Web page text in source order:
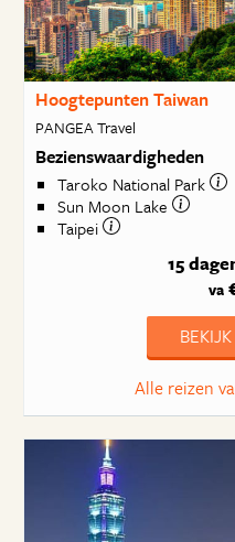
Hoogtepunten Taiwan
PANGEA Travel
Bezienswaardigheden
Taroko National Park
Sun Moon Lake
Taipei
15
va
Alle reizen